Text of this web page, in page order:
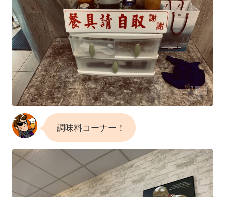
調味料コーナー！